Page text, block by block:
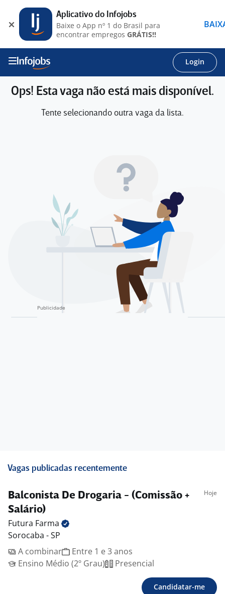
Login
Ops! Esta vaga não está mais disponível.
Tente selecionando outra vaga da lista.
Vagas publicadas recentemente
Balconista De Drogaria - (Comissão +
Salário)
Hoje
Futura Farma
Sorocaba - SP
A combinar
Entre 1 e 3 anos
Ensino Médio (2º Grau)
Presencial
Candidatar-me
Aplicativo do Infojobs
Baixe o App nº 1 do Brasil para
encontrar empregos GRÁTIS!!